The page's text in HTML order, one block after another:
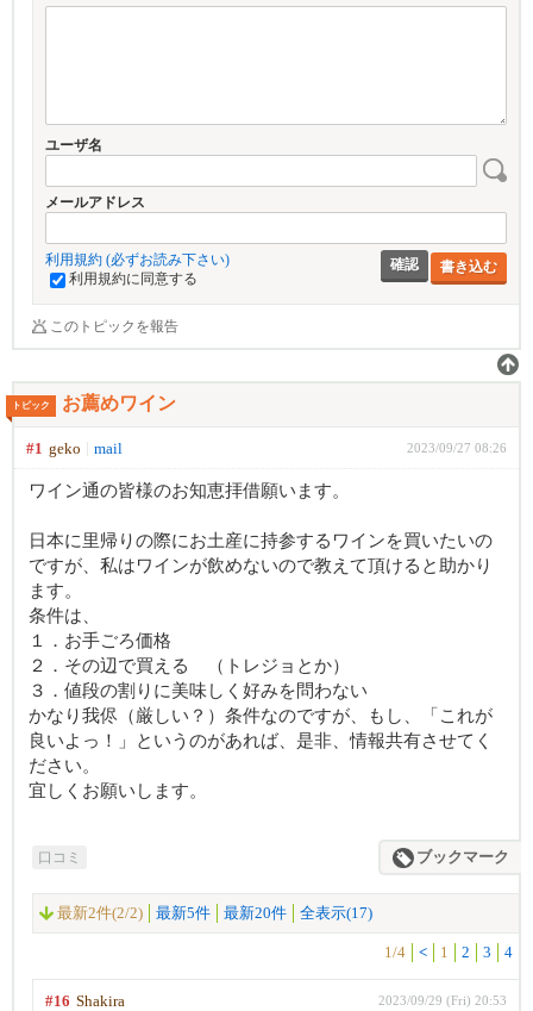
ユーザ名
メールアドレス
利用規約 (必ずお読み下さい)
利用規約に同意する
書き込む
このトピックを報告
トピック お薦めワイン
#1 geko mail 2023/09/27 08:26
ワイン通の皆様のお知恵拝借願います。
日本に里帰りの際にお土産に持参するワインを買いたいの
ですが、私はワインが飲めないので教えて頂けると助かり
ます。
条件は、
１．お手ごろ価格
２．その辺で買える （トレジョとか）
３．値段の割りに美味しく好みを問わない
かなり我侭（厳しい？）条件なのですが、もし、「これが
良いよっ！」というのがあれば、是非、情報共有させてく
ださい。
宜しくお願いします。
口コミ ブックマーク
最新2件(2/2) 最新5件 最新20件 全表示(17)
1/4 < 1 2 3 4
#16 Shakira 2023/09/29 (Fri) 20:53